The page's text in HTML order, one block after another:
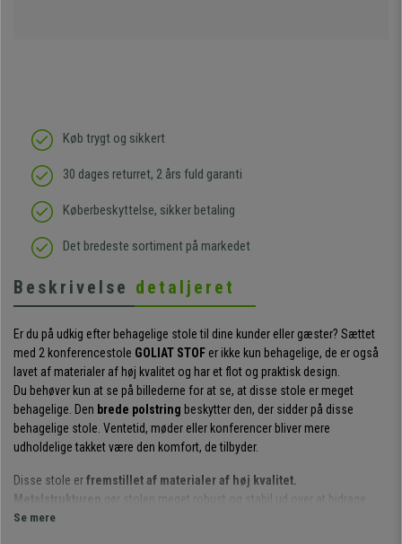
Køb trygt og sikkert
30 dages returret, 2 års fuld garanti
Køberbeskyttelse, sikker betaling
Det bredeste sortiment på markedet
Beskrivelse detaljeret
Er du på udkig efter behagelige stole til dine kunder eller gæster? Sættet
med 2 konferencestole GOLIAT STOF er ikke kun behagelige, de er også
lavet af materialer af høj kvalitet og har et flot og praktisk design.
Du behøver kun at se på billederne for at se, at disse stole er meget
behagelige. Den brede polstring beskytter den, der sidder på disse
behagelige stole. Ventetid, møder eller konferencer bliver mere
udholdelige takket være den komfort, de tilbyder.
Disse stole erfremstillet af materialer af høj kvalitet.
Metalstrukturen
gør stolen meget robust og stabil ud over at bidrage
med et strejf af design. Både sæde og ryglæn er betrukket med
Se mere